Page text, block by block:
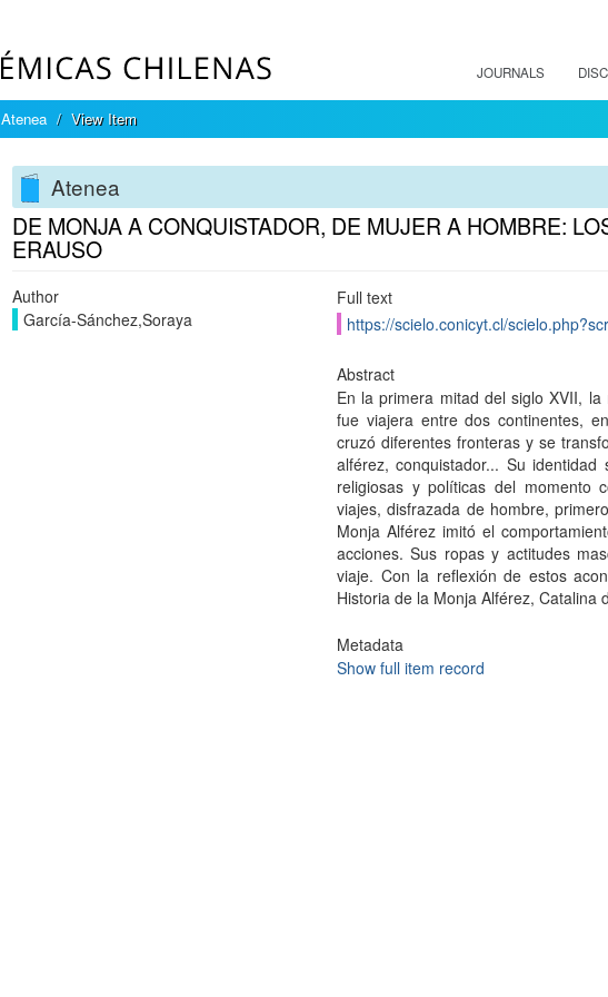
JOURNALS
Atenea View Item
Atenea
DE MONJA A CONQUISTADOR, DE MUJER A HOMBRE:
ERAUSO
Author
García-Sánchez,Soraya
Full text
https://scielo.conicyt.cl/
Abstract
En la primera mitad del siglo XVII,
fue viajera entre dos continentes,
cruzó diferentes fronteras y se
alférez, conquistador... Su
religiosas y políticas del momento
viajes, disfrazada de hombre,
Monja Alférez imitó el
acciones. Sus ropas y actitudes
viaje. Con la reflexión de estos
Historia de la Monja Alférez, Catalina
Metadata
Show full item record